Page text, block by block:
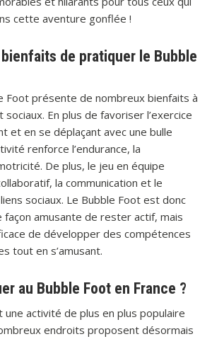
cette aventure gonflée !
de pratiquer le Bubble
Foot présente de nombreux bienfaits à
En plus de favoriser l’exercice
et en se déplaçant avec une bulle
renforce l’endurance, la
De plus, le jeu en équipe
la communication et le
sociaux. Le Bubble Foot est donc
façon amusante de rester actif, mais
de développer des compétences
tout en s’amusant.
au Bubble Foot en France ?
une activité de plus en plus populaire
endroits proposent désormais